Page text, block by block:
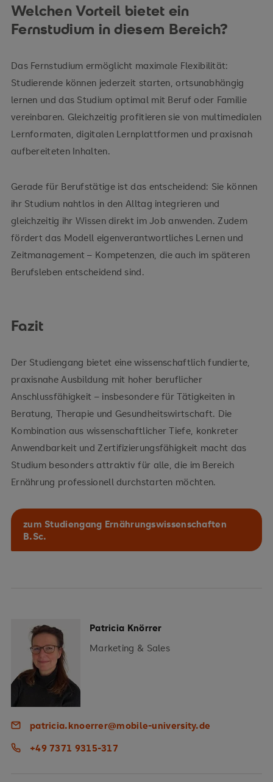
Welchen Vorteil bietet ein
Fernstudium in diesem Bereich?
Das Fernstudium ermöglicht maximale Flexibilität:
Studierende können jederzeit starten, ortsunabhängig
lernen und das Studium optimal mit Beruf oder Familie
vereinbaren. Gleichzeitig profitieren sie von multimedialen
Lernformaten, digitalen Lernplattformen und praxisnah
aufbereiteten Inhalten.
Gerade für Berufstätige ist das entscheidend: Sie können
ihr Studium nahtlos in den Alltag integrieren und
gleichzeitig ihr Wissen direkt im Job anwenden. Zudem
fördert das Modell eigenverantwortliches Lernen und
Zeitmanagement – Kompetenzen, die auch im späteren
Berufsleben entscheidend sind.
Fazit
Der Studiengang bietet eine wissenschaftlich fundierte,
praxisnahe Ausbildung mit hoher beruflicher
Anschlussfähigkeit – insbesondere für Tätigkeiten in
Beratung, Therapie und Gesundheitswirtschaft. Die
Kombination aus wissenschaftlicher Tiefe, konkreter
Anwendbarkeit und Zertifizierungsfähigkeit macht das
Studium besonders attraktiv für alle, die im Bereich
Ernährung professionell durchstarten möchten.
zum Studiengang Ernährungswissenschaften
B.Sc.
Patricia Knörrer
Marketing & Sales
patricia.knoerrer@mobile-university.de
+49 7371 9315-317